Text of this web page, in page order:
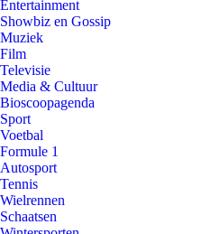
Entertainment
Showbiz en Gossip
Muziek
Film
Televisie
Media & Cultuur
Bioscoopagenda
Sport
Voetbal
Formule 1
Autosport
Tennis
Wielrennen
Schaatsen